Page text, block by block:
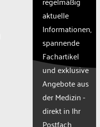
to add
content
to the
list of
used.
Powered
Consent
aktuelle
Informationen,
spannende
Fachartikel
und exklusive
Angebote aus
der Medizin -
direkt in Ihr
Postfach